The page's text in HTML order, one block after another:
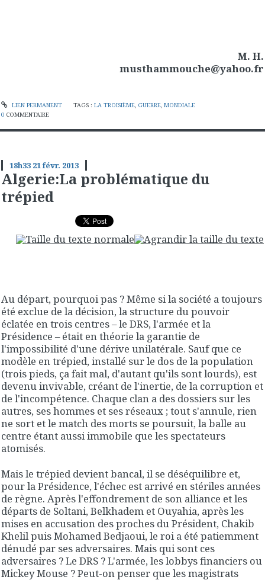
M. H.
musthammouche@yahoo.fr
LIEN PERMANENT TAGS : LA TROISIÈME, GUERRE, MONDIALE
0 COMMENTAIRE
18h33 21 févr. 2013
Algerie:La problématique du
trépied
Au départ, pourquoi pas ? Même si la société a toujours
été exclue de la décision, la structure du pouvoir
éclatée en trois centres – le DRS, l'armée et la
Présidence – était en théorie la garantie de
l'impossibilité d'une dérive unilatérale. Sauf que ce
modèle en trépied, installé sur le dos de la population
(trois pieds, ça fait mal, d'autant qu'ils sont lourds), est
devenu invivable, créant de l'inertie, de la corruption et
de l'incompétence. Chaque clan a des dossiers sur les
autres, ses hommes et ses réseaux ; tout s'annule, rien
ne sort et le match des morts se poursuit, la balle au
centre étant aussi immobile que les spectateurs
atomisés.
Mais le trépied devient bancal, il se déséquilibre et,
pour la Présidence, l'échec est arrivé en stériles années
de règne. Après l'effondrement de son alliance et les
départs de Soltani, Belkhadem et Ouyahia, après les
mises en accusation des proches du Président, Chakib
Khelil puis Mohamed Bedjaoui, le roi a été patiemment
dénudé par ses adversaires. Mais qui sont ces
adversaires ? Le DRS ? L'armée, les lobbys financiers ou
Mickey Mouse ? Peut-on penser que les magistrats